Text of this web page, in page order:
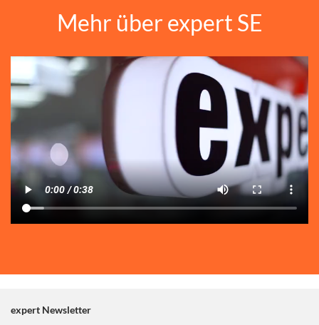
Mehr über expert SE
expert Newsletter